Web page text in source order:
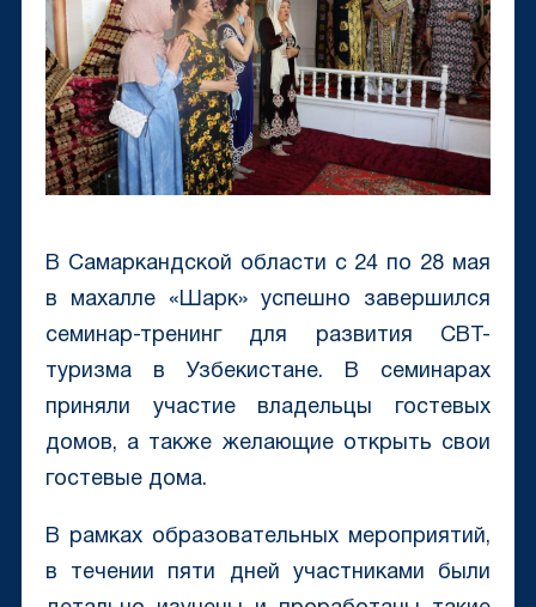
В Самаркандской области с 24 по 28 мая
в махалле «Шарк» успешно завершился
семинар-тренинг для развития СBT-
туризма в Узбекистане. В семинарах
приняли участие владельцы гостевых
домов, а также желающие открыть свои
гостевые дома.
В рамках образовательных мероприятий,
в течении пяти дней участниками были